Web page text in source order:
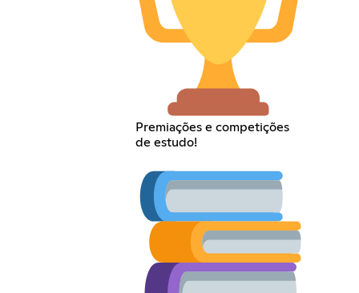
Premiações e competições
de estudo!